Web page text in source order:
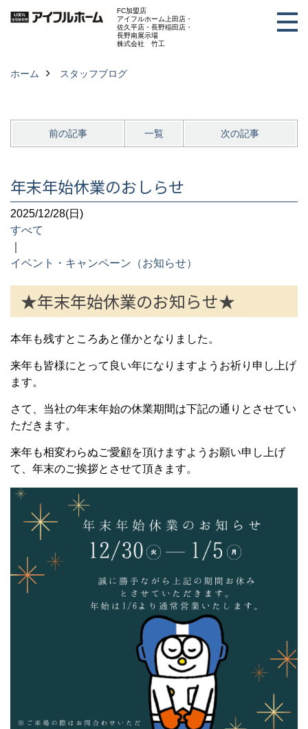
FC加盟店
アイフルホーム上田店・
佐久平店・長野稲田店・
長野南展示場
株式会社 竹工
ホーム スタッフブログ
前の記事 一覧 次の記事
年末年始休業のおしらせ
2025/12/28(日)
すべて
イベント・キャンペーン（お知らせ）
★年末年始休業のお知らせ★
本年も残すところあと僅かとなりました。
来年も皆様にとって良い年になりますようお祈り申し上げ
ます。
さて、当社の年末年始の休業期間は下記の通りとさせてい
ただきます。
来年も相変わらぬご愛顧を頂けますようお願い申し上げ
て、年末のご挨拶とさせて頂きます。